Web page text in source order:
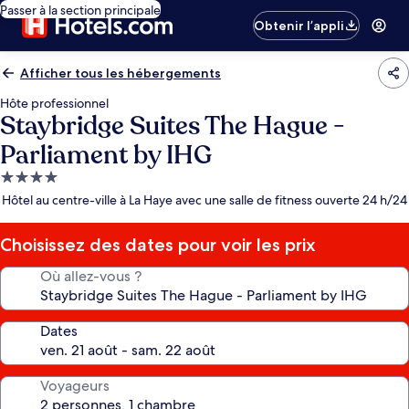
Passer à la section principale
Obtenir l’appli
Afficher tous les hébergements
Hôte professionnel
Staybridge Suites The Hague -
Parliament by IHG
Hébergement
4.0 étoiles
Hôtel au centre-ville à La Haye avec une salle de fitness ouverte 24 h/24
Choisissez des dates pour voir les prix
Où allez-vous ?
Dates
Voyageurs